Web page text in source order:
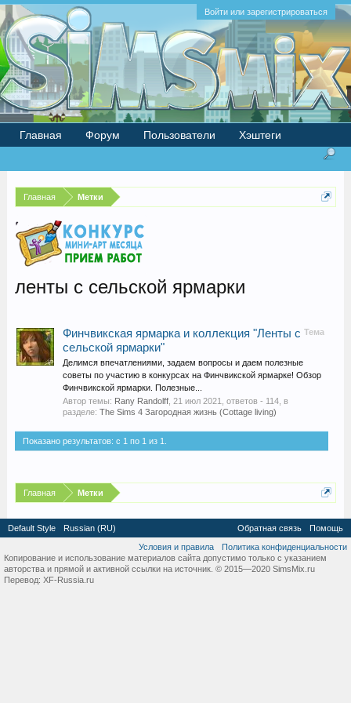
Войти или зарегистрироваться
Главная Метки
ленты с сельской ярмарки
Тема
Финчвикская ярмарка и коллекция "Ленты с
сельской ярмарки"
Делимся впечатлениями, задаем вопросы и даем полезные
советы по участию в конкурсах на Финчвикской ярмарке! Обзор
Финчвикской ярмарки. Полезные...
Автор темы: Rany Randolff, 21 июл 2021
, ответов - 114, в
разделе: The Sims 4 Загородная жизнь (Cottage living)
Показано результатов: с 1 по 1 из 1.
Главная Метки
Главная Форум Пользователи Хэштеги
Default Style Russian (RU) Обратная связь
Помощь
Условия и правила
Политика конфиденциальности
Копирование и использование материалов сайта допустимо только с указанием
авторства и прямой и активной ссылки на источник. © 2015—2020 SimsMix.ru
Перевод: XF-Russia.ru